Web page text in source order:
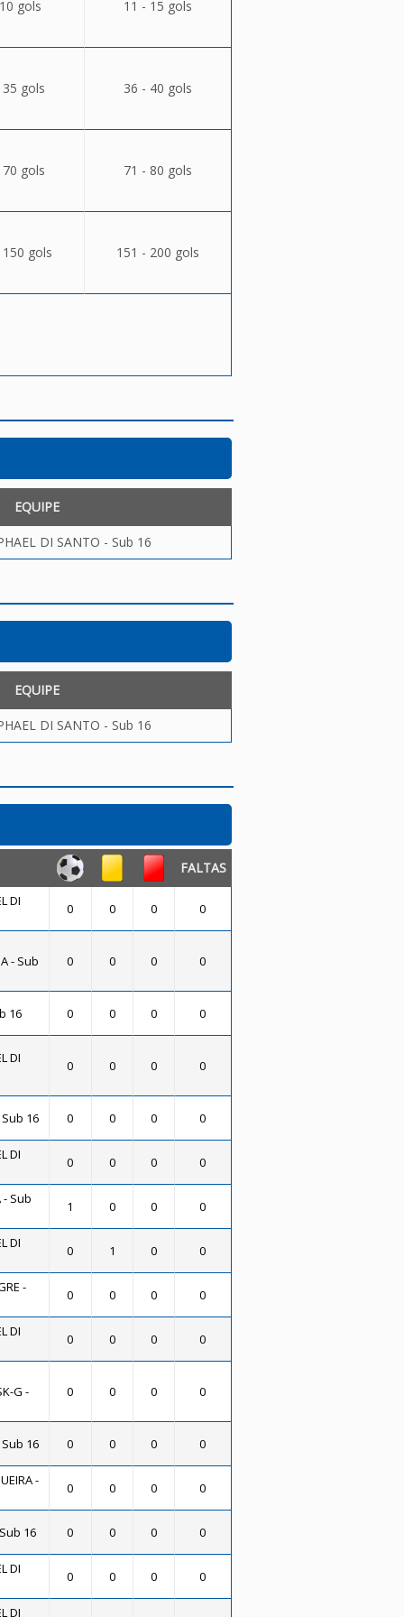
gols 11 - 15 gols
gols 36 - 40 gols
gols 71 - 80 gols
gols 151 - 200 gols
EQUIPE
DI SANTO - Sub 16
EQUIPE
DI SANTO - Sub 16
FALTAS
DI
0 0 0 0
- Sub
0 0 0 0
16 0 0 0 0
DI
0 0 0 0
Sub 16 0 0 0 0
DI
0 0 0 0
- Sub
1 0 0 0
DI
0 1 0 0
-
0 0 0 0
DI
0 0 0 0
G -
0 0 0 0
Sub 16 0 0 0 0
-
0 0 0 0
16 0 0 0 0
DI
0 0 0 0
DI